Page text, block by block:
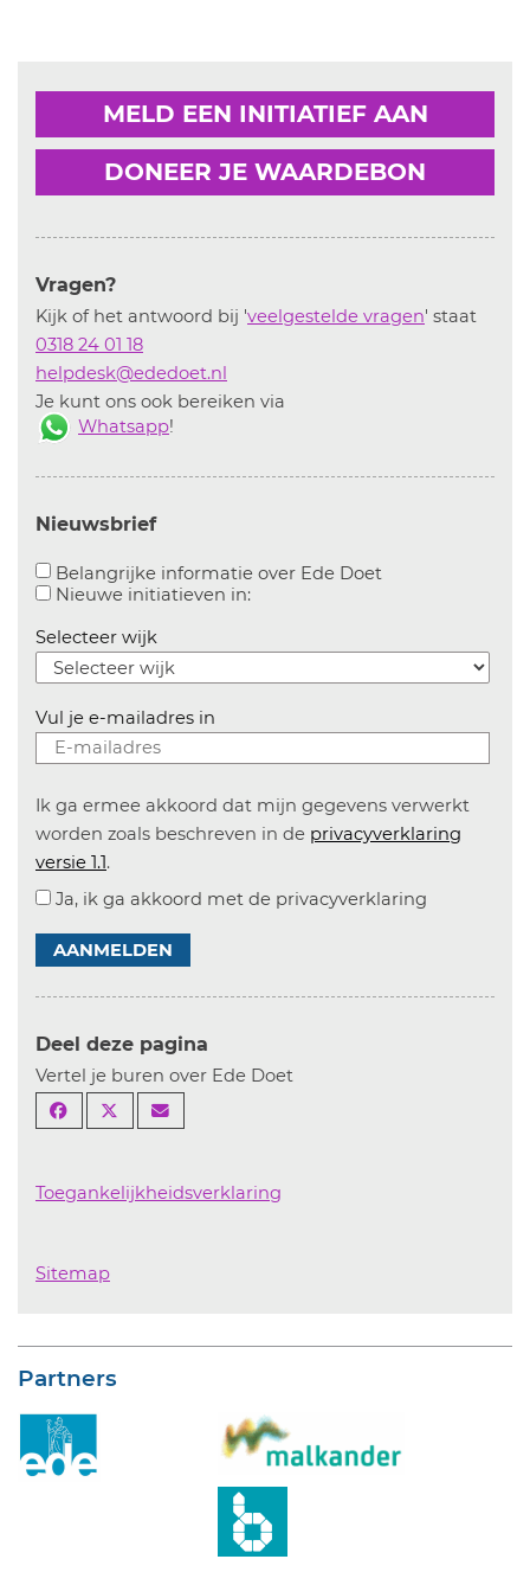
MELD EEN INITIATIEF AAN
DONEER JE WAARDEBON
Vragen?
Kijk of het antwoord bij 'veelgestelde vragen' staat
0318 24 01 18
helpdesk@ededoet.nl
Je kunt ons ook bereiken via
Whatsapp!
Nieuwsbrief
Belangrijke informatie over Ede Doet
Nieuwe initiatieven in:Aanvinken om informatie over
Selecteer wijk
Vul je e-mailadres in
Ik ga ermee akkoord dat mijn gegevens verwerkt
worden zoals beschreven in de privacyverklaring
versie 1.1.
Ja, ik ga akkoord met de privacyverklaring
AANMELDEN
Deel deze pagina
Vertel je buren over Ede Doet
Toegankelijkheidsverklaring
Sitemap
Partners